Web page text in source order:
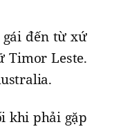
đến từ xứ
Timor Leste.
khi phải gặp